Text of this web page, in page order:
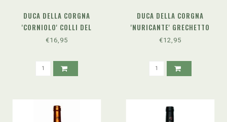
DUCA DELLA CORGNA
'CORNIOLO' COLLI DEL
TRASIMENO RISERVA (2022)
€16,95
DUCA DELLA CORGNA
'NURICANTE' GRECHETTO
COLLI TRASIMENO DOC
€12,95